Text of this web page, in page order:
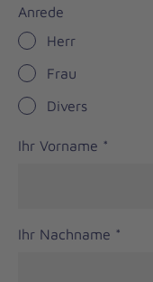
Anrede
Herr
Frau
Divers
Ihr Vorname *
Ihr Nachname *